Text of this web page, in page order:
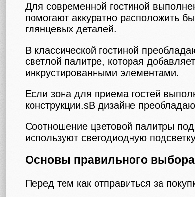
Для современной гостиной
помогают аккуратно расположить
глянцевых деталей.
В классической гостиной
светлой палитре, которая
инкрустированными элементами.
Если зона для приема гостей
конструкции.sВ дизайне
Соотношение цветовой палитры
используют светодиодную
Основы правильного выбора
Перед тем как отправиться за